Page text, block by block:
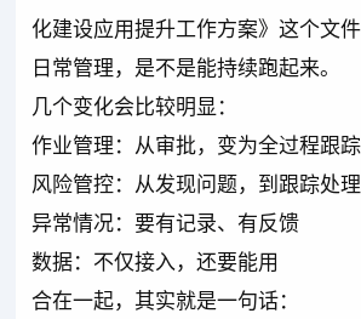
化建设应用提升工作方案》这个文件
日常管理，是不是能持续跑起来。
几个变化会比较明显：
作业管理：从审批，变为全过程跟踪
风险管控：从发现问题，到跟踪处理
异常情况：要有记录、有反馈
数据：不仅接入，还要能用
合在一起，其实就是一句话：